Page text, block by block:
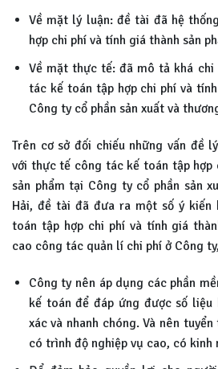
Về mặt lý luận: đề tài đã hệ
hợp chi phí và tính giá thành sản
Về mặt thực tế: đã mô tả khá
tác kế toán tập hợp chi phí và
Công ty cổ phần sản xuất và
Trên cơ sở đối chiếu những vấn đề
với thực tế công tác kế toán tập hợp
sản phẩm tại Công ty cổ phần sản
Hải, đề tài đã đưa ra một số ý kiến
toán tập hợp chi phí và tính giá
cao công tác quản lí chi phí ở Công
Công ty nên áp dụng các phần
kế toán để đáp ứng được số
xác và nhanh chóng. Và nên
có trình độ nghiệp vụ cao, có kinh